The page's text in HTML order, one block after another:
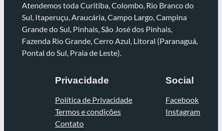
Atendemos toda Curitiba, Colombo, Rio Branco do
Sul, Itaperuçu, Araucária, Campo Largo, Campina
Grande do Sul, Pinhais, São José dos Pinhais,
Fazenda Rio Grande, Cerro Azul, Litoral (Paranaguá,
Pontal do Sul, Praia de Leste).
Privacidade
Política de Privacidade
Termos e condições
Contato
Social
Facebook
Instagram